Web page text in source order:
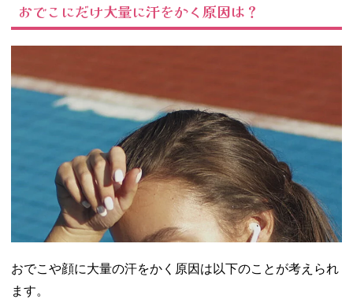
おでこにだけ大量に汗をかく原因は？
おでこや顔に大量の汗をかく原因は以下のことが考えられ
ます。